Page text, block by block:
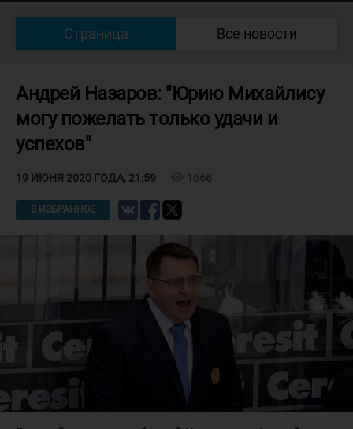
Страница Все новости
Андрей Назаров: "Юрию Михайлису
могу пожелать только удачи и
успехов"
19 ИЮНЯ 2020 ГОДА, 21:59 1668
В ИЗБРАННОЕ